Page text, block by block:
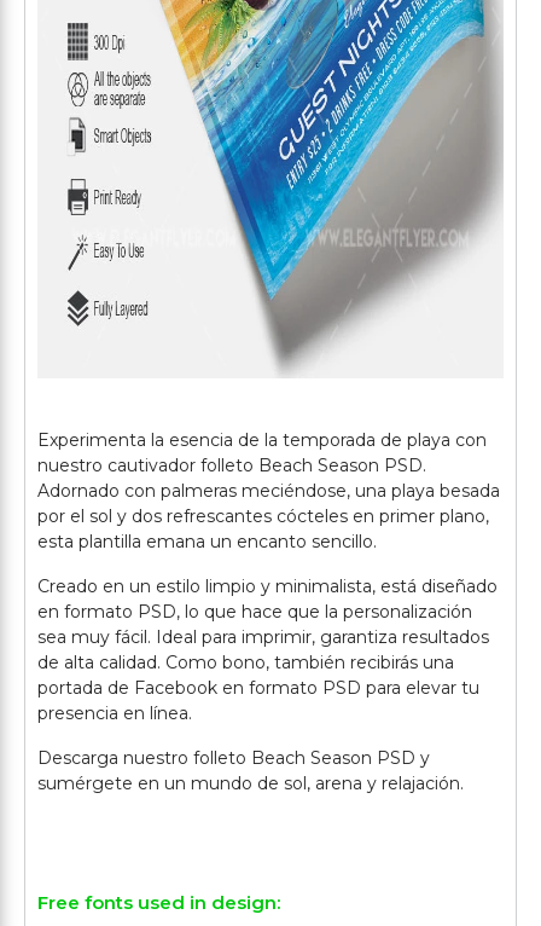
Experimenta la esencia de la temporada de playa con
nuestro cautivador folleto Beach Season PSD.
Adornado con palmeras meciéndose, una playa besada
por el sol y dos refrescantes cócteles en primer plano,
esta plantilla emana un encanto sencillo.
Creado en un estilo limpio y minimalista, está diseñado
en formato PSD, lo que hace que la personalización
sea muy fácil. Ideal para imprimir, garantiza resultados
de alta calidad. Como bono, también recibirás una
portada de Facebook en formato PSD para elevar tu
presencia en línea.
Descarga nuestro folleto Beach Season PSD y
sumérgete en un mundo de sol, arena y relajación.
Free fonts used in design: